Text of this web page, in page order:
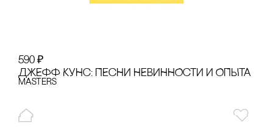
590 ₽
ДЖЕФФ КУНс: ПЕсНИ НЕВИННОсТИ И ОПЫТА
Masters